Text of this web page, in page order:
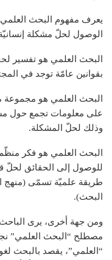
يعرف مفهوم البحث العلمي
الوصول لحلّ مشكلة
البحث العلمي هو تفسير
بقوانين عامّة توجد في
البحث العلمي هو مجموعة
على معلومات تجمع حول
وذلك لحلّ المشكلة.
البحث العلمي هو فكر
للوصول إلى الحقائق لحلّ
طريقة علميّة تسمّى (منهج
البحث).
ومن جهة أخرى، يرى الباحث
مصطلح “البحث العلمي”
“العلمي”، يقصد بالبحث